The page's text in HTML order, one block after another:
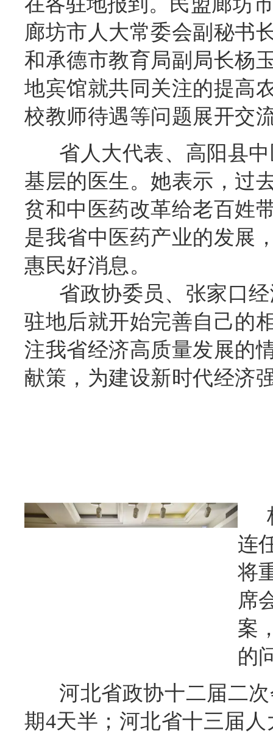
廊坊市人大常委会副秘书
和承德市教育局副局长杨
地宾馆就共同关注的提高
校教师待遇等问题展开交
省人大代表、高阳县中
基层的医生。她表示，过
贫和中医药改革给老百姓
是我省中医药产业的发展
惠民好消息。
省政协委员、张家口经
驻地后就开始完善自己的
注我省经济高质量发展的
献策，为建设新时代经济
连
将
席
案
的
河北省政协十二届二次
期4天半；河北省十三届